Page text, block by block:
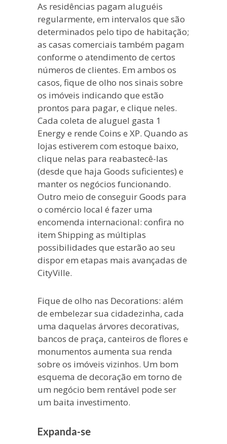
As residências pagam aluguéis
regularmente, em intervalos que são
determinados pelo tipo de habitação;
as casas comerciais também pagam
conforme o atendimento de certos
números de clientes. Em ambos os
casos, fique de olho nos sinais sobre
os imóveis indicando que estão
prontos para pagar, e clique neles.
Cada coleta de aluguel gasta 1
Energy e rende Coins e XP. Quando as
lojas estiverem com estoque baixo,
clique nelas para reabastecê-las
(desde que haja Goods suficientes) e
manter os negócios funcionando.
Outro meio de conseguir Goods para
o comércio local é fazer uma
encomenda internacional: confira no
item Shipping as múltiplas
possibilidades que estarão ao seu
dispor em etapas mais avançadas de
CityVille.
Fique de olho nas Decorations: além
de embelezar sua cidadezinha, cada
uma daquelas árvores decorativas,
bancos de praça, canteiros de flores e
monumentos aumenta sua renda
sobre os imóveis vizinhos. Um bom
esquema de decoração em torno de
um negócio bem rentável pode ser
um baita investimento.
Expanda-se